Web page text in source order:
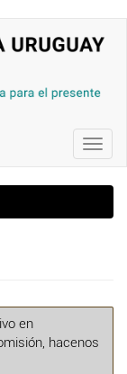
en
hacenos